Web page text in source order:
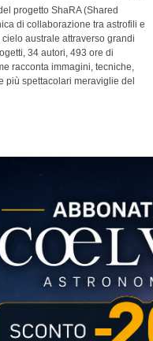
progetto ShaRA (Shared
di collaborazione tra astrofili e
australe attraverso grandi
34 autori, 493 ore di
racconta immagini, tecniche,
più spettacolari meraviglie del